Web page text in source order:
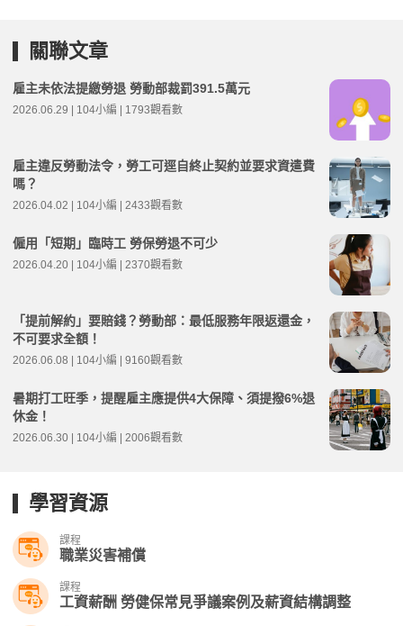
關聯文章
雇主未依法提繳勞退 勞動部裁罰391.5萬元
2026.06.29 | 104小編 | 1793觀看數
雇主違反勞動法令，勞工可逕自終止契約並要求資遣費
嗎？
2026.04.02 | 104小編 | 2433觀看數
僱用「短期」臨時工 勞保勞退不可少
2026.04.20 | 104小編 | 2370觀看數
「提前解約」要賠錢？勞動部：最低服務年限返還金，
不可要求全額！
2026.06.08 | 104小編 | 9160觀看數
暑期打工旺季，提醒雇主應提供4大保障、須提撥6%退
休金！
2026.06.30 | 104小編 | 2006觀看數
學習資源
課程
職業災害補償
課程
工資薪酬 勞健保常見爭議案例及薪資結構調整